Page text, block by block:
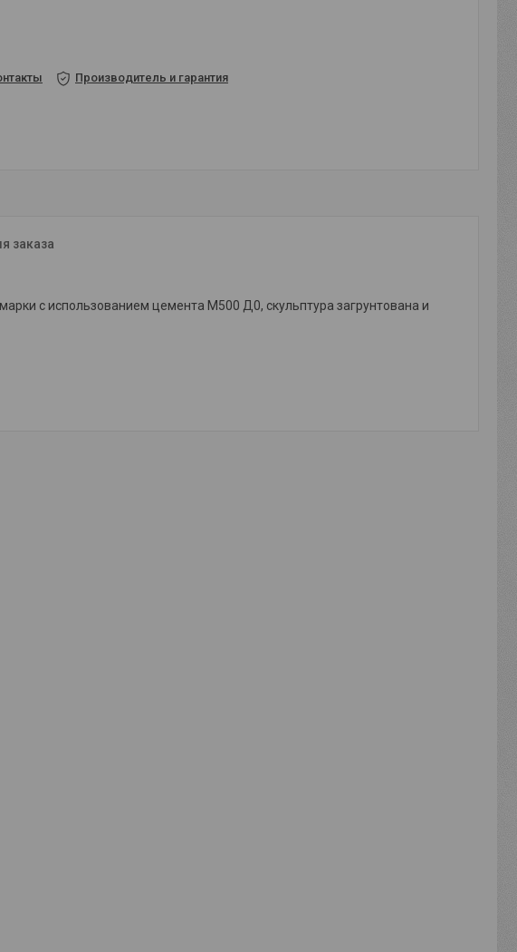
Производитель и гарантия
заказа
с использованием цемента М500 Д0, скульптура загрунтована и